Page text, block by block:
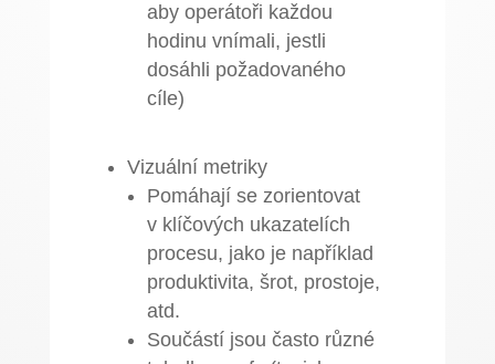
aby operátoři každou
hodinu vnímali, jestli
dosáhli požadovaného
cíle)
Vizuální metriky
Pomáhají se zorientovat
v klíčových ukazatelích
procesu, jako je například
produktivita, šrot, prostoje,
atd.
Součástí jsou často různé